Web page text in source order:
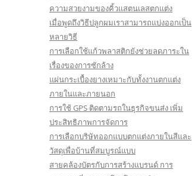
ความสวยงามของคิ้วแสตนเลสตกแต่ง
เมื่อพูดถึงวิธีปลูกผมเราสามารถแบ่งออกเป็น
หลายวิธี
การเลือกใช้แก้วพลาสติกยังช่วยลดภาระใน
เรื่องของการซักล้าง
แผ่นกระเบื้องยางเหมาะกับทั้งงานตกแต่ง
ภายในและภายนอก
การใช้ GPS ติดตามรถในธุรกิจขนส่ง เพิ่ม
ประสิทธิภาพการจัดการ
การเลือกบริษัทออกแบบตกแต่งภายในสีและ
วัสดุเพื่อบ้านที่สมบูรณ์แบบ
สายคล้องบัตรกับการสร้างแบรนด์ การ